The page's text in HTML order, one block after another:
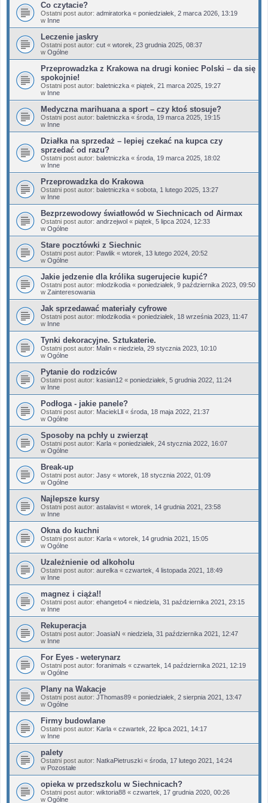
Co czytacie?
Ostatni post autor: admiratorka « poniedziałek, 2 marca 2026, 13:19
w Inne
Leczenie jaskry
Ostatni post autor: cut « wtorek, 23 grudnia 2025, 08:37
w Ogólne
Przeprowadzka z Krakowa na drugi koniec Polski – da się
spokojnie!
Ostatni post autor: baletniczka « piątek, 21 marca 2025, 19:27
w Inne
Medyczna marihuana a sport – czy ktoś stosuje?
Ostatni post autor: baletniczka « środa, 19 marca 2025, 19:15
w Inne
Działka na sprzedaż – lepiej czekać na kupca czy
sprzedać od razu?
Ostatni post autor: baletniczka « środa, 19 marca 2025, 18:02
w Inne
Przeprowadzka do Krakowa
Ostatni post autor: baletniczka « sobota, 1 lutego 2025, 13:27
w Inne
Bezprzewodowy światłowód w Siechnicach od Airmax
Ostatni post autor: andrzejwol « piątek, 5 lipca 2024, 12:33
w Ogólne
Stare pocztówki z Siechnic
Ostatni post autor: Pawlik « wtorek, 13 lutego 2024, 20:52
w Ogólne
Jakie jedzenie dla królika sugerujecie kupić?
Ostatni post autor: mlodzikodia « poniedziałek, 9 października 2023, 09:50
w Zainteresowania
Jak sprzedawać materiały cyfrowe
Ostatni post autor: mlodzikodia « poniedziałek, 18 września 2023, 11:47
w Inne
Tynki dekoracyjne. Sztukaterie.
Ostatni post autor: Malin « niedziela, 29 stycznia 2023, 10:10
w Ogólne
Pytanie do rodziców
Ostatni post autor: kasian12 « poniedziałek, 5 grudnia 2022, 11:24
w Inne
Podłoga - jakie panele?
Ostatni post autor: MaciekLll « środa, 18 maja 2022, 21:37
w Ogólne
Sposoby na pchły u zwierząt
Ostatni post autor: Karla « poniedziałek, 24 stycznia 2022, 16:07
w Ogólne
Break-up
Ostatni post autor: Jasy « wtorek, 18 stycznia 2022, 01:09
w Ogólne
Najlepsze kursy
Ostatni post autor: astalavist « wtorek, 14 grudnia 2021, 23:58
w Inne
Okna do kuchni
Ostatni post autor: Karla « wtorek, 14 grudnia 2021, 15:05
w Ogólne
Uzależnienie od alkoholu
Ostatni post autor: aurelka « czwartek, 4 listopada 2021, 18:49
w Inne
magnez i ciąża!!
Ostatni post autor: ehangeto4 « niedziela, 31 października 2021, 23:15
w Inne
Rekuperacja
Ostatni post autor: JoasiaN « niedziela, 31 października 2021, 12:47
w Inne
For Eyes - weterynarz
Ostatni post autor: foranimals « czwartek, 14 października 2021, 12:19
w Ogólne
Plany na Wakacje
Ostatni post autor: JThomas89 « poniedziałek, 2 sierpnia 2021, 13:47
w Ogólne
Firmy budowlane
Ostatni post autor: Karla « czwartek, 22 lipca 2021, 14:17
w Inne
palety
Ostatni post autor: NatkaPietruszki « środa, 17 lutego 2021, 14:24
w Pozostałe
opieka w przedszkolu w Siechnicach?
Ostatni post autor: wiktoria88 « czwartek, 17 grudnia 2020, 00:26
w Ogólne